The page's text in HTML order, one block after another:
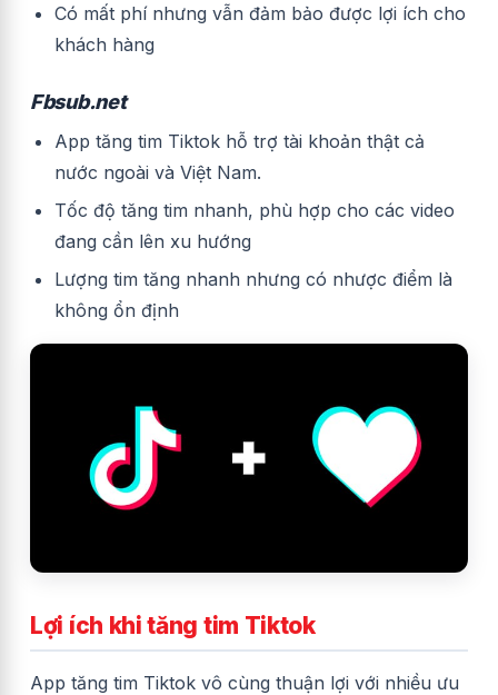
Có mất phí nhưng vẫn đảm bảo được lợi ích cho
khách hàng
Fbsub.net
App tăng tim Tiktok hỗ trợ tài khoản thật cả
nước ngoài và Việt Nam.
Tốc độ tăng tim nhanh, phù hợp cho các video
đang cần lên xu hướng
Lượng tim tăng nhanh nhưng có nhược điểm là
không ổn định
Lợi ích khi tăng tim Tiktok
App tăng tim Tiktok vô cùng thuận lợi với nhiều ưu